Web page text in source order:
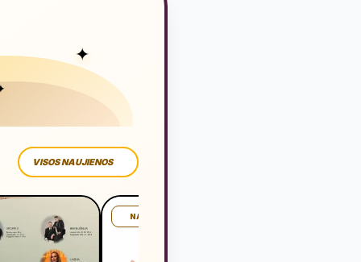
✦
VISOS NAUJIENOS
NAUJIENA